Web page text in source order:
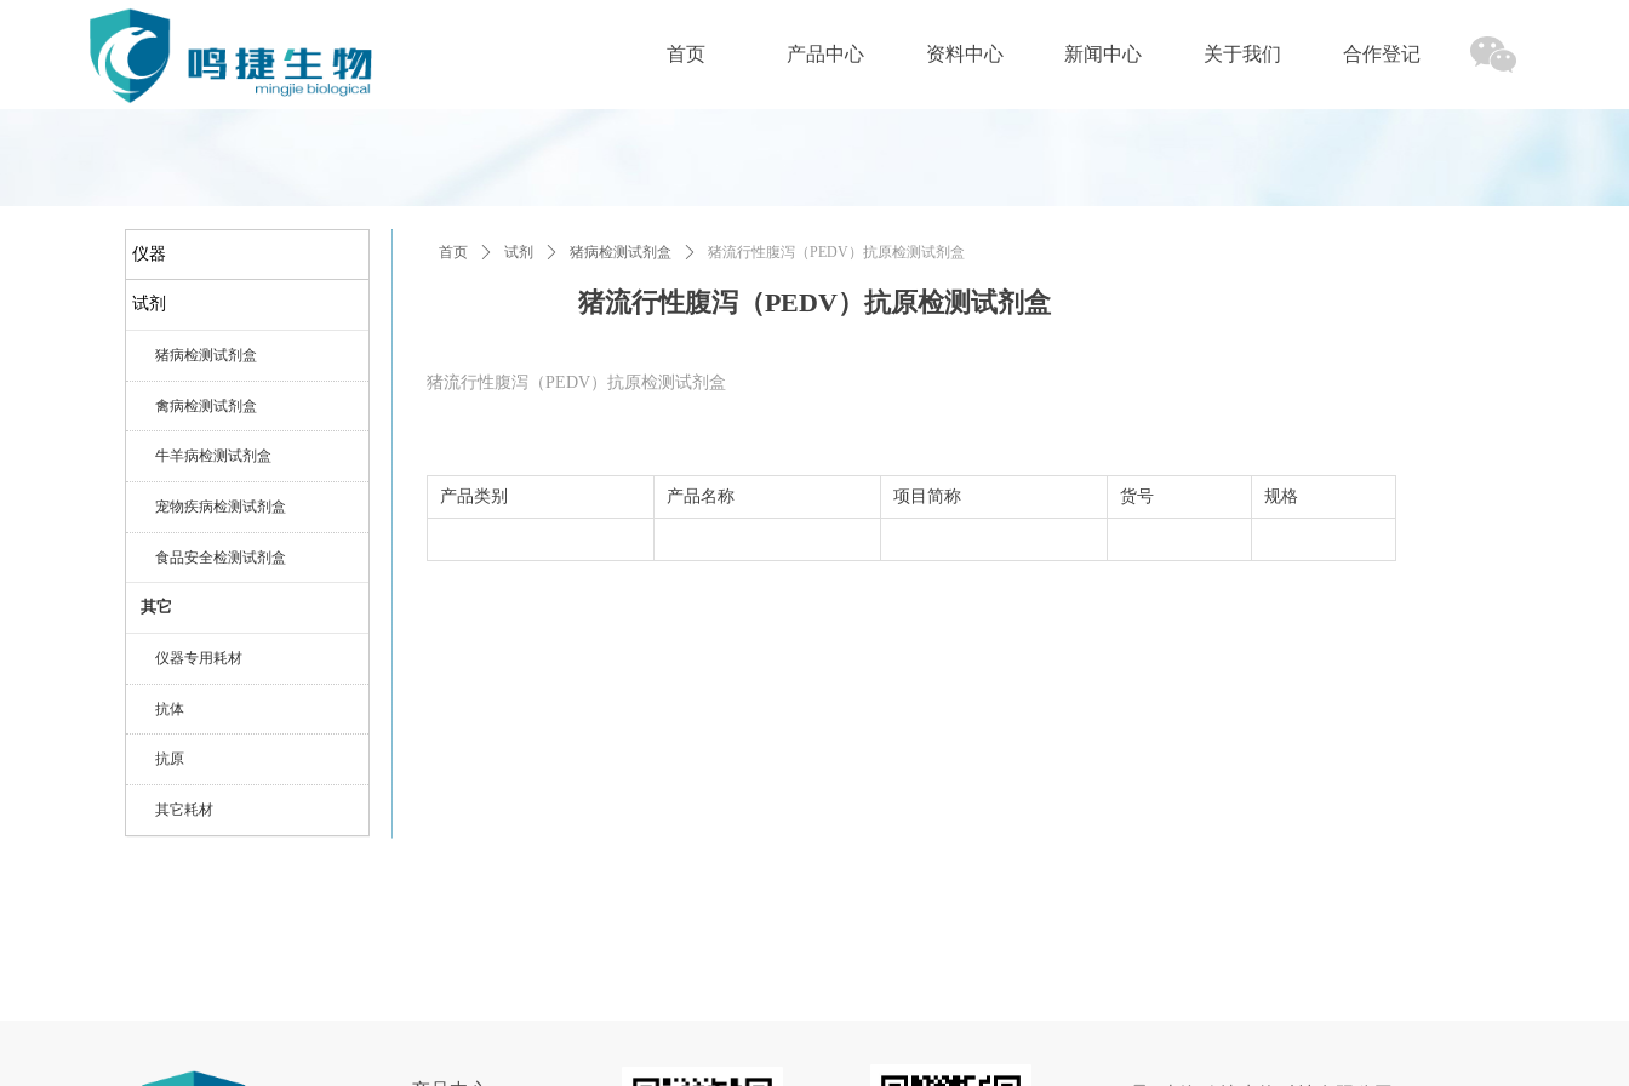
首页 产品中心 资料中心 新闻中心 关于我们 合作登记
产品类别 产品名称 项目简称 货号 规格
猪流行性腹泻（PEDV）抗原检测试剂盒
猪流行性腹泻（PEDV）抗原检测试剂盒
仪器
试剂
试剂
猪病检测试剂盒
禽病检测试剂盒
牛羊病检测试剂盒
宠物疾病检测试剂盒
食品安全检测试剂盒
其它
仪器专用耗材
抗体
抗原
其它耗材
首页 ꄲ 试剂 ꄲ 猪病检测试剂盒 ꄲ 猪流行性腹泻（PEDV）抗原检测试剂盒